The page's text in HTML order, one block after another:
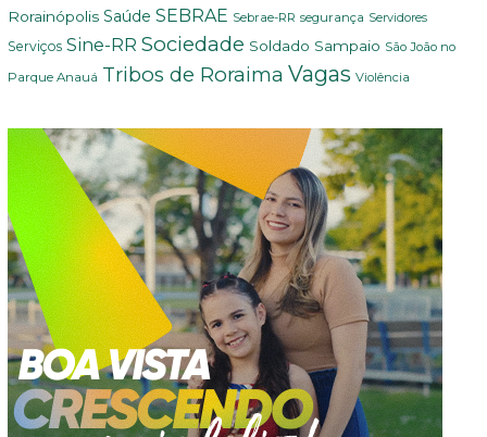
Rorainópolis Saúde SEBRAE Sebrae-RR segurança Servidores
Serviços Sine-RR Sociedade Soldado Sampaio São João no
Parque Anauá Tribos de Roraima Vagas Violência